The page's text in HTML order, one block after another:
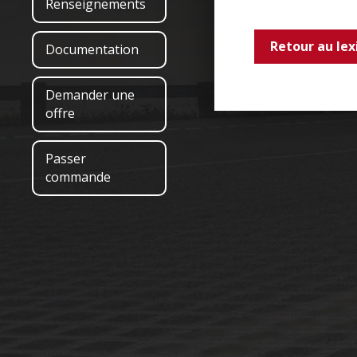
Renseignements
Documentation
Demander une
offre
Passer
commande
Retour au